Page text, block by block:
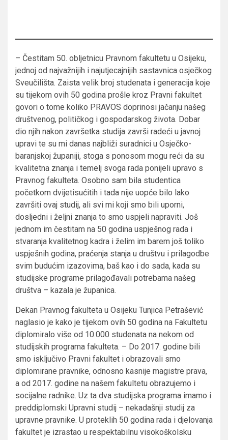
– Čestitam 50. obljetnicu Pravnom fakultetu u Osijeku,
jednoj od najvažnijih i najutjecajnijih sastavnica osječkog
Sveučilišta. Zaista velik broj studenata i generacija koje
su tijekom ovih 50 godina prošle kroz Pravni fakultet
govori o tome koliko PRAVOS doprinosi jačanju našeg
društvenog, političkog i gospodarskog života. Dobar
dio njih nakon završetka studija završi radeći u javnoj
upravi te su mi danas najbliži suradnici u Osječko-
baranjskoj županiji, stoga s ponosom mogu reći da su
kvalitetna znanja i temelj svoga rada ponijeli upravo s
Pravnog fakulteta. Osobno sam bila studentica
početkom dvijetisućitih i tada nije uopće bilo lako
završiti ovaj studij, ali svi mi koji smo bili uporni,
dosljedni i željni znanja to smo uspjeli napraviti. Još
jednom im čestitam na 50 godina uspješnog rada i
stvaranja kvalitetnog kadra i želim im barem još toliko
uspješnih godina, praćenja stanja u društvu i prilagodbe
svim budućim izazovima, baš kao i do sada, kada su
studijske programe prilagođavali potrebama našeg
društva – kazala je županica.
Dekan Pravnog fakulteta u Osijeku Tunjica Petrašević
naglasio je kako je tijekom ovih 50 godina na Fakultetu
diplomiralo više od 10.000 studenata na nekom od
studijskih programa fakulteta. – Do 2017. godine bili
smo isključivo Pravni fakultet i obrazovali smo
diplomirane pravnike, odnosno kasnije magistre prava,
a od 2017. godine na našem fakultetu obrazujemo i
socijalne radnike. Uz ta dva studijska programa imamo i
preddiplomski Upravni studij – nekadašnji studij za
upravne pravnike. U proteklih 50 godina rada i djelovanja
fakultet je izrastao u respektabilnu visokoškolsku